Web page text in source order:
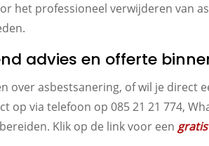
het professioneel verwijderen van
advies en offerte
over asbestsanering, of wil je direct
op via telefoon op 085 21 21 774,
Klik op de link voor een